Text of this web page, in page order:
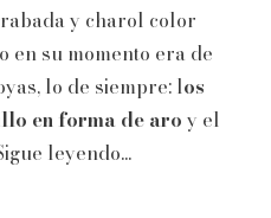
y charol color
en su momento era de
lo de siempre: los
en forma de aro y el
leyendo...